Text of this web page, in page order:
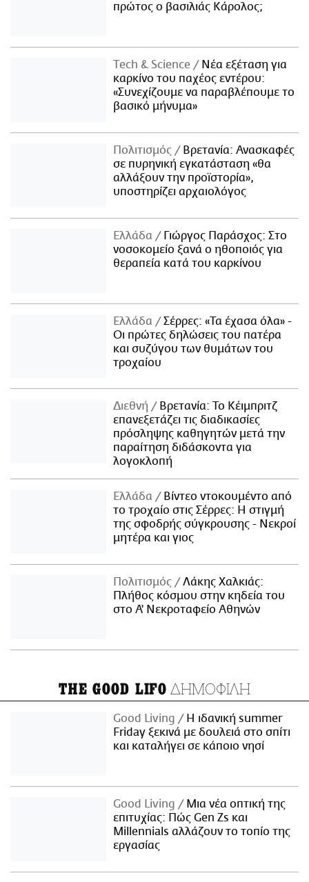
πρώτος ο βασιλιάς Κάρολος;
Τech & Science
Νέα εξέταση για
καρκίνο του παχέος εντέρου:
«Συνεχίζουμε να παραβλέπουμε το
βασικό μήνυμα»
Πολιτισμός
Βρετανία: Ανασκαφές
σε πυρηνική εγκατάσταση «θα
αλλάξουν την προϊστορία»,
υποστηρίζει αρχαιολόγος
Ελλάδα
Γιώργος Παράσχος: Στο
νοσοκομείο ξανά ο ηθοποιός για
θεραπεία κατά του καρκίνου
Ελλάδα
Σέρρες: «Τα έχασα όλα» -
Οι πρώτες δηλώσεις του πατέρα
και συζύγου των θυμάτων του
τροχαίου
Διεθνή
Βρετανία: Το Κέιμπριτζ
επανεξετάζει τις διαδικασίες
πρόσληψης καθηγητών μετά την
παραίτηση διδάσκοντα για
λογοκλοπή
Ελλάδα
Βίντεο ντοκουμέντο από
το τροχαίο στις Σέρρες: Η στιγμή
της σφοδρής σύγκρουσης - Νεκροί
μητέρα και γιος
Πολιτισμός
Λάκης Χαλκιάς:
Πλήθος κόσμου στην κηδεία του
στο Α' Νεκροταφείο Αθηνών
THE GOOD LIFO ΔΗΜΟΦΙΛΗ
Good Living
Η ιδανική summer
Friday ξεκινά με δουλειά στο σπίτι
και καταλήγει σε κάποιο νησί
Good Living
Μια νέα οπτική της
επιτυχίας: Πώς Gen Zs και
Millennials αλλάζουν το τοπίο της
εργασίας